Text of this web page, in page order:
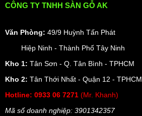
CÔNG TY TNHH SÀN GỖ AK
Văn Phòng: 49/9 Huỳnh Tấn Phát
Hiệp Ninh - Thành Phố Tây Ninh
Kho 1: Tân Sơn - Q. Tân Bình - TPHCM
Kho 2: Tân Thới Nhất - Quận 12 - TPHCM
Hotline: 0933 06 7271 (Mr. Khanh)
Mã số doanh nghiệp: 3901342357